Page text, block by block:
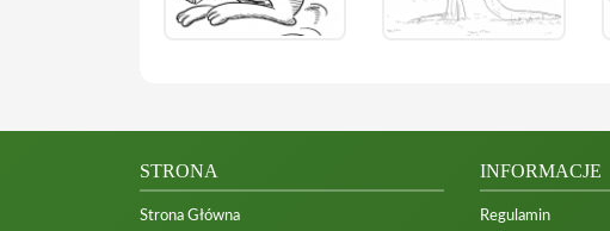
STRONA
Strona Główna
INFORMACJE
Regulamin